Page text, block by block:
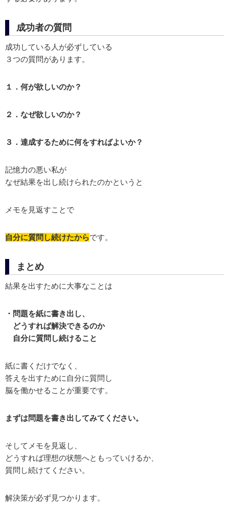
成功者の質問
成功している人が必ずしている
３つの質問があります。
１．何が欲しいのか？
２．なぜ欲しいのか？
３．達成するために何をすればよいか？
記憶力の悪い私が
なぜ結果を出し続けられたのかというと
メモを見返すことで
自分に質問し続けたからです。
まとめ
結果を出すために大事なことは
・問題を紙に書き出し、
どうすれば解決できるのか
自分に質問し続けること
紙に書くだけでなく、
答えを出すために自分に質問し
脳を働かせることが重要です。
まずは問題を書き出してみてください。
そしてメモを見返し、
どうすれば理想の状態へともっていけるか、
質問し続けてください。
解決策が必ず見つかります。